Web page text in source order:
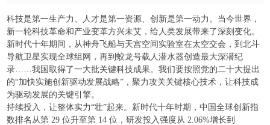
太空交会，到北斗导航卫星实现全球组网 ...
科技是第一生产力、人才是第一资源、创新是第一动力。当今世界，
新一轮科技革命和产业变革方兴未艾，给人类发展带来了深刻变化。
新时代十年期间，从神舟飞船与天宫空间实验室在太空交会，到北斗
导航卫星实现全球组网，再到蛟龙号载人潜水器创造最大深潜纪
录……我国取得了一大批关键科技成果。我们要按照党的二十大提出
的“加快实施创新驱动发展战略”，聚力攻关关键核心技术，让科技成
为驱动发展的关键引擎。
持续投入，让整体实力“壮”起来。新时代十年时期，中国全球创新指
数排名从第 29 位升至第 14 位，研发投入强度从 2.06%增长到